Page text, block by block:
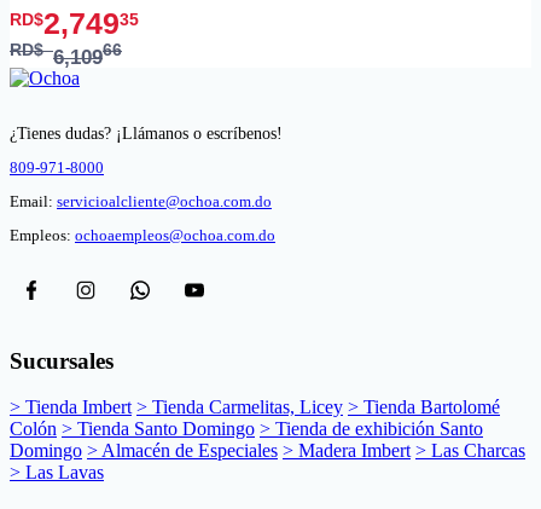
RD$2,74935
RD$6,10966
¿Tienes dudas? ¡Llámanos o escríbenos!
809-971-8000
Email: servicioalcliente@ochoa.com.do
Empleos: ochoaempleos@ochoa.com.do
Sucursales
> Tienda Imbert > Tienda Carmelitas, Licey > Tienda Bartolomé
Colón > Tienda Santo Domingo > Tienda de exhibición Santo
Domingo > Almacén de Especiales > Madera Imbert > Las Charcas
> Las Lavas